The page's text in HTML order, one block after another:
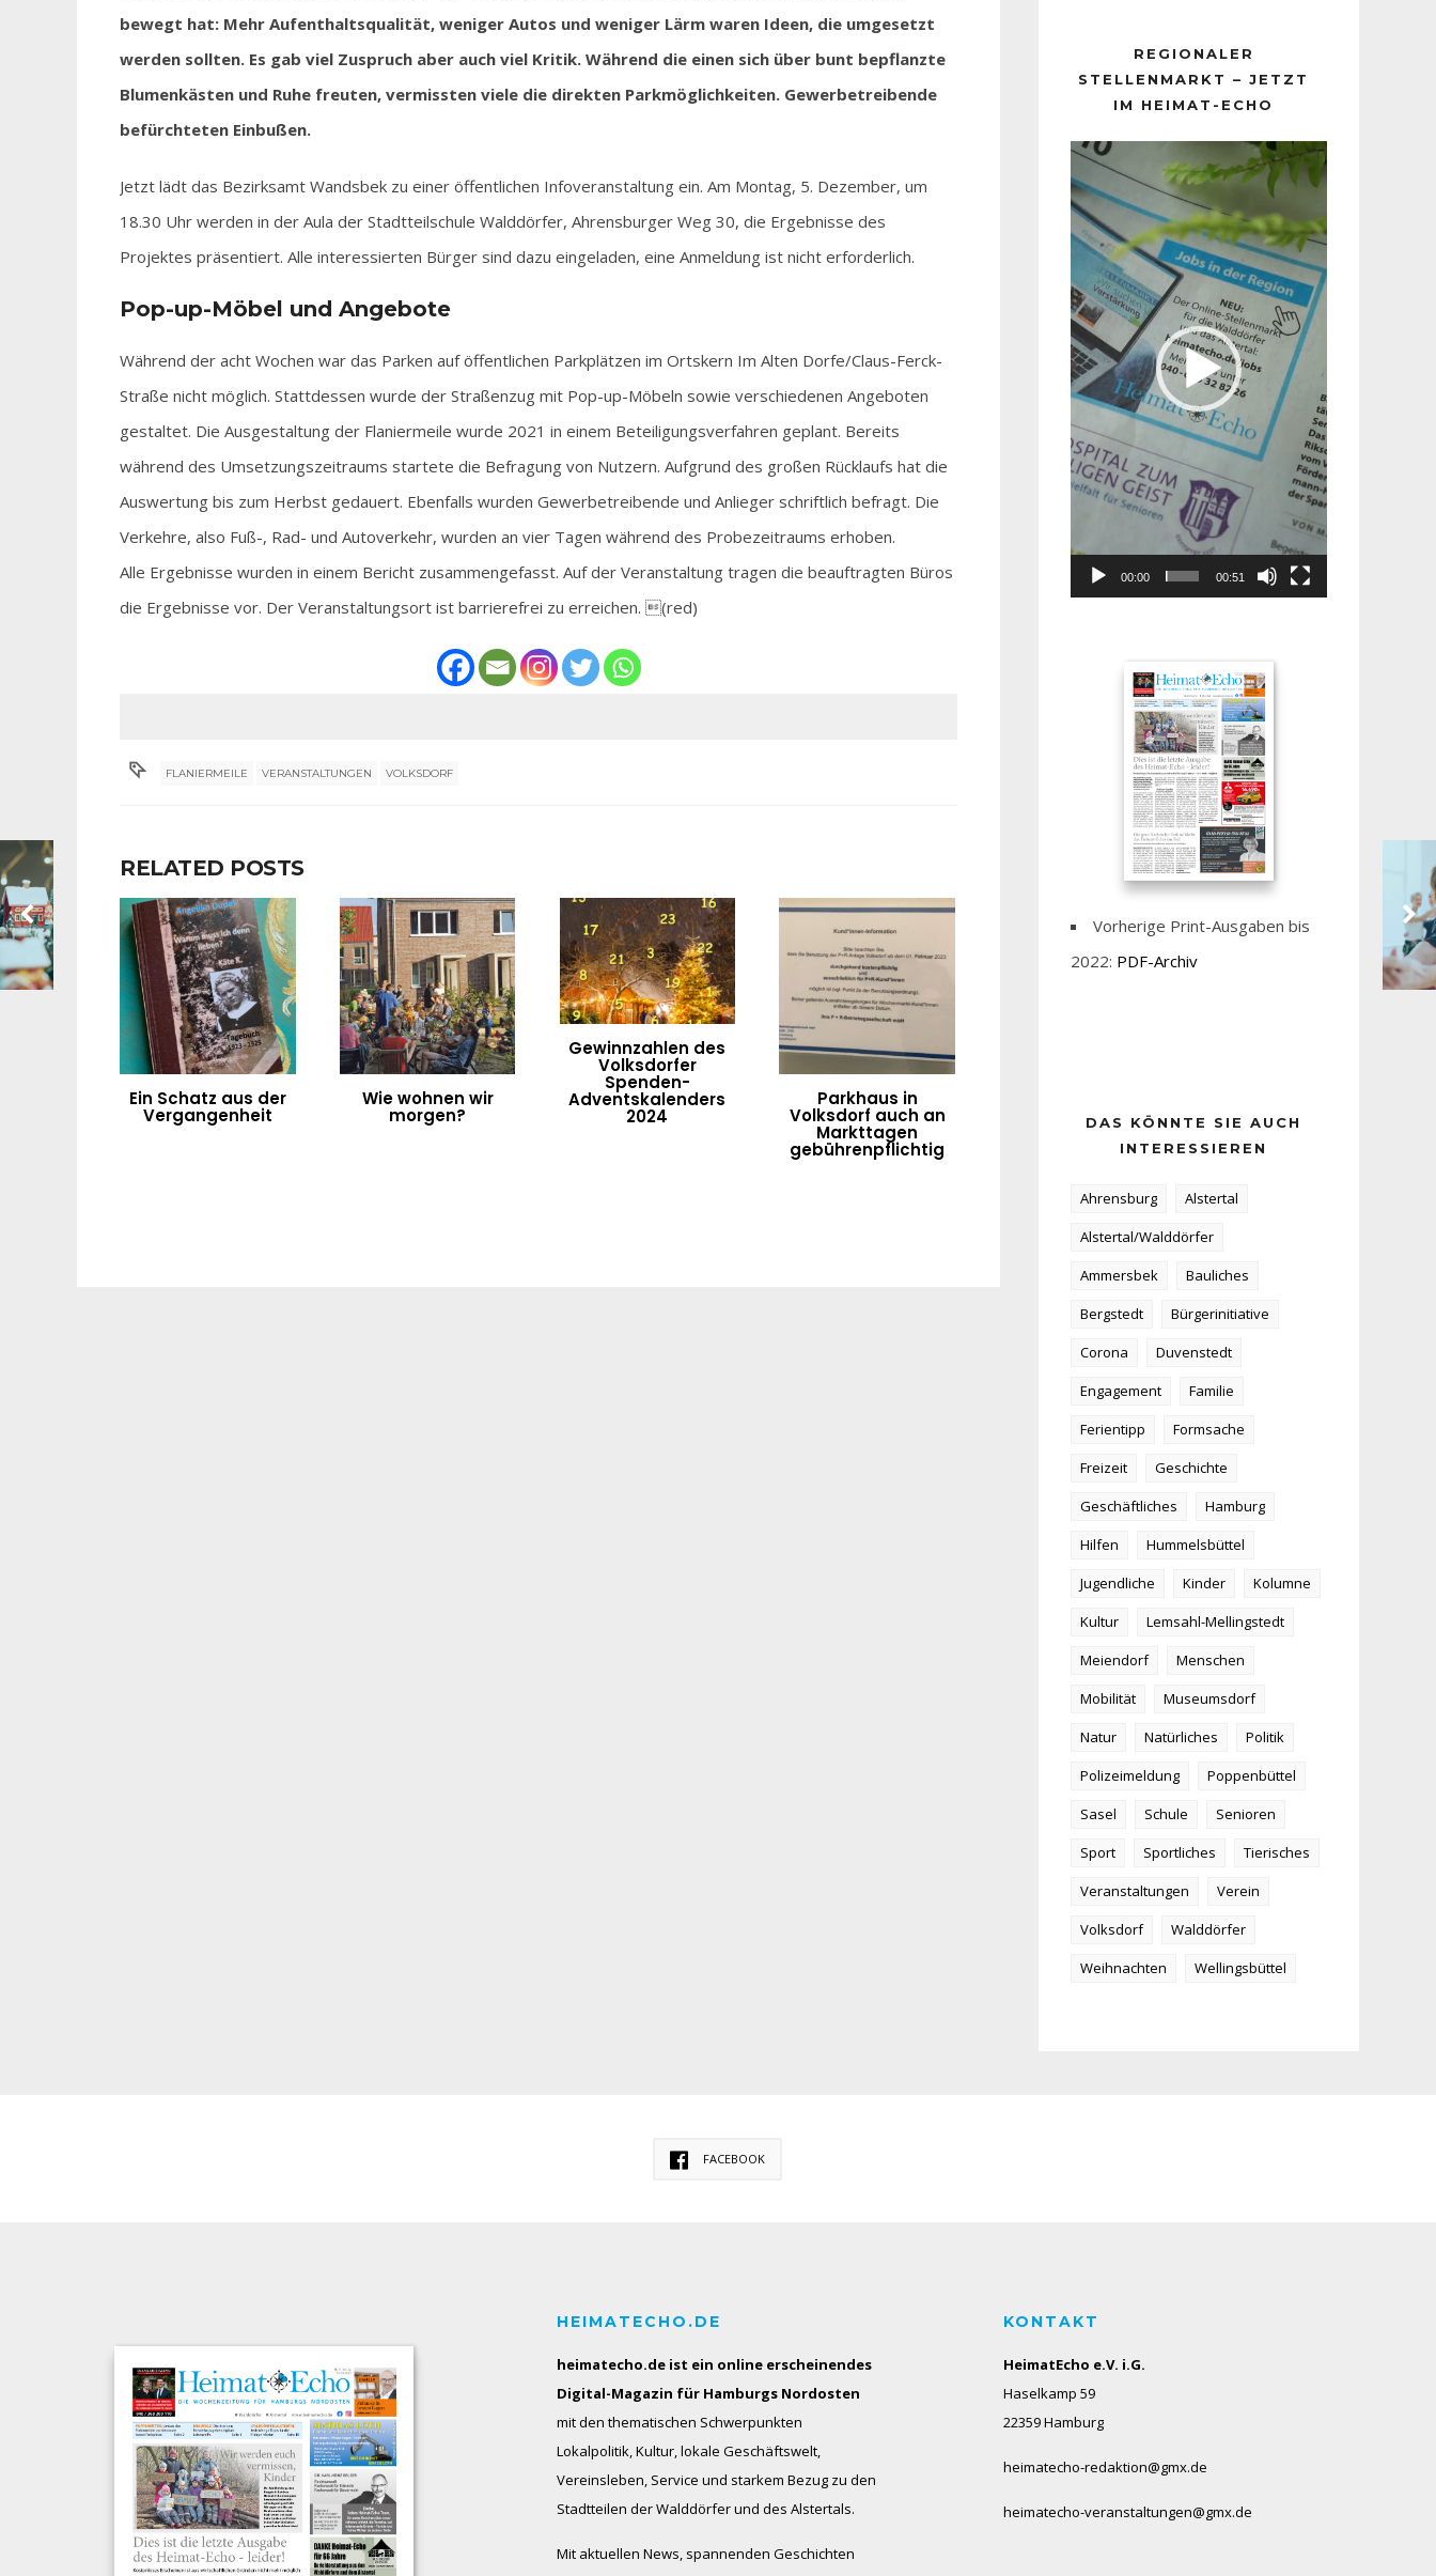
bewegt hat: Mehr Aufenthaltsqualität, weniger Autos und weniger Lärm waren Ideen, die umgesetzt
werden sollten. Es gab viel Zuspruch aber auch viel Kritik. Während die einen sich über bunt bepflanzte
Blumenkästen und Ruhe freuten, vermissten viele die direkten Parkmöglichkeiten. Gewerbetreibende
befürchteten Einbußen.
Jetzt lädt das Bezirksamt Wandsbek zu einer öffentlichen Infoveranstaltung ein. Am Montag, 5. Dezember, um
18.30 Uhr werden in der Aula der Stadtteilschule Walddörfer, Ahrensburger Weg 30, die Ergebnisse des
Projektes präsentiert. Alle interessierten Bürger sind dazu eingeladen, eine Anmeldung ist nicht erforderlich.
Pop-up-Möbel und Angebote
Während der acht Wochen war das Parken auf öffentlichen Parkplätzen im Ortskern Im Alten Dorfe/Claus-Ferck-
Straße nicht möglich. Stattdessen wurde der Straßenzug mit Pop-up-Möbeln sowie verschiedenen Angeboten
gestaltet. Die Ausgestaltung der Flaniermeile wurde 2021 in einem Beteiligungsverfahren geplant. Bereits
während des Umsetzungszeitraums startete die Befragung von Nutzern. Aufgrund des großen Rücklaufs hat die
Auswertung bis zum Herbst gedauert. Ebenfalls wurden Gewerbetreibende und Anlieger schriftlich befragt. Die
Verkehre, also Fuß-, Rad- und Autoverkehr, wurden an vier Tagen während des Probezeitraums erhoben.
Alle Ergebnisse wurden in einem Bericht zusammengefasst. Auf der Veranstaltung tragen die beauftragten Büros
die Ergebnisse vor. Der Veranstaltungsort ist barrierefrei zu erreichen. (red)
FLANIERMEILE VERANSTALTUNGEN VOLKSDORF
RELATED POSTS
Ein Schatz aus der
Vergangenheit
Wie wohnen wir
morgen?
Gewinnzahlen des
Volksdorfer
Spenden-
Adventskalenders
2024
Parkhaus in
Volksdorf auch an
Markttagen
gebührenpflichtig
REGIONALER
STELLENMARKT – JETZT
IM HEIMAT-ECHO
Player
00:00 00:51
Vorherige Print-Ausgaben bis
2022: PDF-Archiv
DAS KÖNNTE SIE AUCH
INTERESSIEREN
Ahrensburg
Alstertal
Alstertal/Walddörfer
Ammersbek
Bauliches
Bergstedt
Bürgerinitiative
Corona
Duvenstedt
Engagement
Familie
Ferientipp
Formsache
Freizeit
Geschichte
Geschäftliches
Hamburg
Hilfen
Hummelsbüttel
Jugendliche
Kinder
Kolumne
Kultur
Lemsahl-Mellingstedt
Meiendorf
Menschen
Mobilität
Museumsdorf
Natur
Natürliches
Politik
Polizeimeldung
Poppenbüttel
Sasel
Schule
Senioren
Sport
Sportliches
Tierisches
Veranstaltungen
Verein
Volksdorf
Walddörfer
Weihnachten
Wellingsbüttel
FACEBOOK
HEIMATECHO.DE
heimatecho.de ist ein online erscheinendes
Digital-Magazin für Hamburgs Nordosten
mit den thematischen Schwerpunkten
Lokalpolitik, Kultur, lokale Geschäftswelt,
Vereinsleben, Service und starkem Bezug zu den
Stadtteilen der Walddörfer und des Alstertals.
Mit aktuellen News, spannenden Geschichten
KONTAKT
HeimatEcho e.V. i.G.
Haselkamp 59
22359 Hamburg
heimatecho-redaktion@gmx.de
heimatecho-veranstaltungen@gmx.de